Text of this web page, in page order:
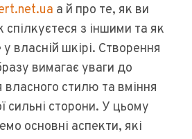
а й про те, як ви
спілкуєтеся з іншими та як
власній шкірі. Створення
вимагає уваги до
стилю та вміння
сильні сторони. У цьому
основні аспекти, які